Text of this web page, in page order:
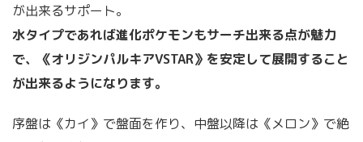
が出来るサポート。
水タイプであれば進化ポケモンもサーチ出来る点が魅力
で、《オリジンパルキアVSTAR》を安定して展開すること
が出来るようになります。
序盤は《カイ》で盤面を作り、中盤以降は《メロン》で絶